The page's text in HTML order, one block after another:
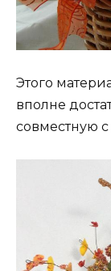
Этого
вполне
совместную